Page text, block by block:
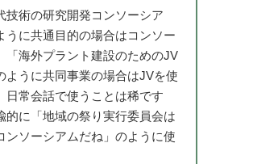
技術の研究開発コンソーシア
うに共通目的の場合はコンソー
「海外プラント建設のためのJV
ように共同事業の場合はJVを使
日常会話で使うことは稀です
的に「地域の祭り実行委員会は
ンソーシアムだね」のように使